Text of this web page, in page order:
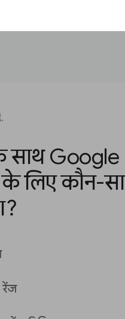
साथ Google
के लिए कौन-सा
रेंज